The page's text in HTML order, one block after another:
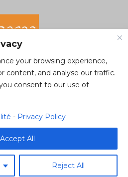
your browsing experience,
content, and analyse our traffic.
consent to our use of
- Privacy Policy
Reject All
Accept All
Ciney, Belgium
496 22 22 96
Web tools Pragmacom